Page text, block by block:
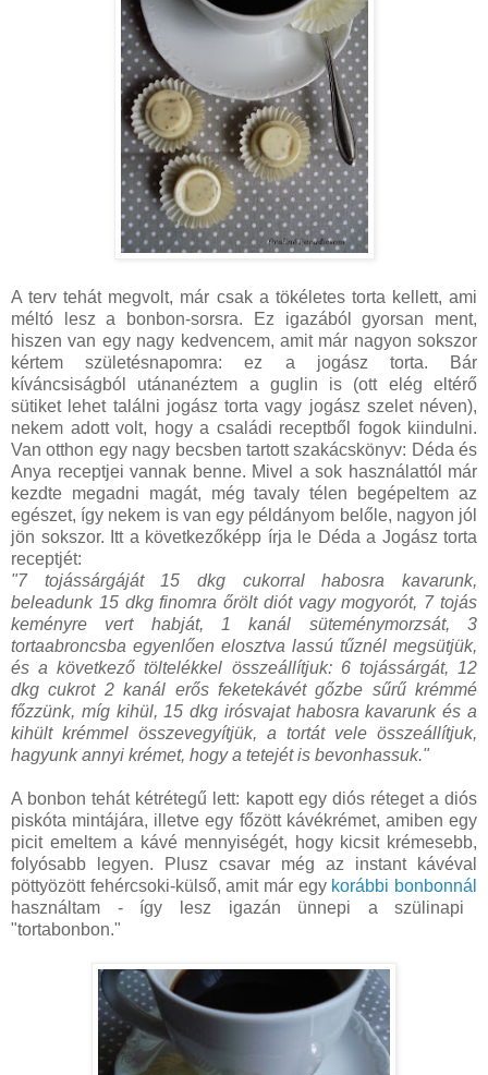
A terv tehát megvolt, már csak a tökéletes torta kellett, ami
méltó lesz a bonbon-sorsra. Ez igazából gyorsan ment,
hiszen van egy nagy kedvencem, amit már nagyon sokszor
kértem születésnapomra: ez a jogász torta. Bár
kíváncsiságból utánanéztem a guglin is (ott elég eltérő
sütiket lehet találni jogász torta vagy jogász szelet néven),
nekem adott volt, hogy a családi receptből fogok kiindulni.
Van otthon egy nagy becsben tartott szakácskönyv: Déda és
Anya receptjei vannak benne. Mivel a sok használattól már
kezdte megadni magát, még tavaly télen begépeltem az
egészet, így nekem is van egy példányom belőle, nagyon jól
jön sokszor. Itt a következőképp írja le Déda a Jogász torta
receptjét:
"7 tojássárgáját 15 dkg cukorral habosra kavarunk,
beleadunk 15 dkg finomra őrölt diót vagy mogyorót, 7 tojás
keményre vert habját, 1 kanál süteménymorzsát, 3
tortaabroncsba egyenlően elosztva lassú tűznél megsütjük,
és a következő töltelékkel összeállítjuk: 6 tojássárgát, 12
dkg cukrot 2 kanál erős feketekávét gőzbe sűrű krémmé
főzzünk, míg kihül, 15 dkg irósvajat habosra kavarunk és a
kihült krémmel összevegyítjük, a tortát vele összeállítjuk,
hagyunk annyi krémet, hogy a tetejét is bevonhassuk."
A bonbon tehát kétrétegű lett: kapott egy diós réteget a diós
piskóta mintájára, illetve egy főzött kávékrémet, amiben egy
picit emeltem a kávé mennyiségét, hogy kicsit krémesebb,
folyósabb legyen. Plusz csavar még az instant kávéval
pöttyözött fehércsoki-külső, amit már egy korábbi bonbonnál
használtam - így lesz igazán ünnepi a szülinapi
"tortabonbon."